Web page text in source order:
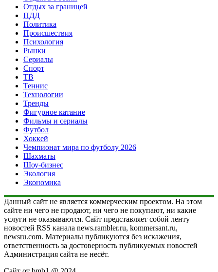
Отдых за границей
ПДД
Политика
Происшествия
Психология
Рынки
Сериалы
Спорт
ТВ
Теннис
Технологии
Тренды
Фигурное катание
Фильмы и сериалы
Футбол
Хоккей
Чемпионат мира по футболу 2026
Шахматы
Шоу-бизнес
Экология
Экономика
Данный сайт не является коммерческим проектом. На этом
сайте ни чего не продают, ни чего не покупают, ни какие
услуги не оказываются. Сайт представляет собой ленту
новостей RSS канала news.rambler.ru, kommersant.ru,
newsru.com. Материалы публикуются без искажения,
ответственность за достоверность публикуемых новостей
Администрация сайта не несёт.